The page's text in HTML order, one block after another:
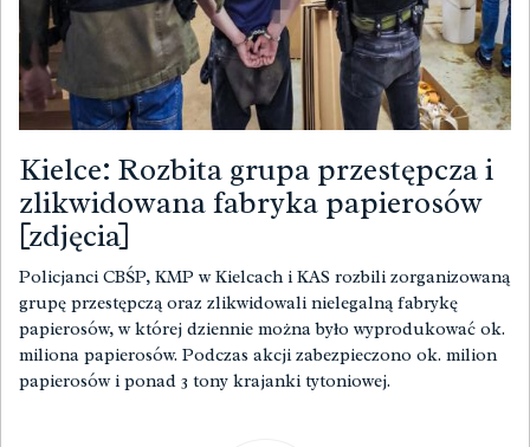
Kielce: Rozbita grupa przestępcza i
zlikwidowana fabryka papierosów
[zdjęcia]
Policjanci CBŚP, KMP w Kielcach i KAS rozbili zorganizowaną
grupę przestępczą oraz zlikwidowali nielegalną fabrykę
papierosów, w której dziennie można było wyprodukować ok.
miliona papierosów. Podczas akcji zabezpieczono ok. milion
papierosów i ponad 3 tony krajanki tytoniowej.